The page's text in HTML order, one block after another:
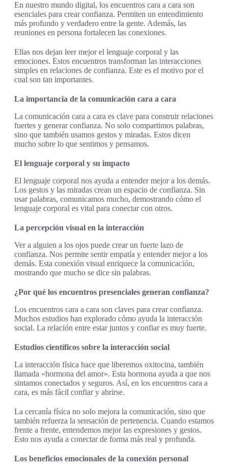
En nuestro mundo digital, los encuentros cara a cara son
esenciales para crear confianza. Permiten un entendimiento
más profundo y verdadero entre la gente. Además, las
reuniones en persona fortalecen las conexiones.
Ellas nos dejan leer mejor el lenguaje corporal y las
emociones. Estos encuentros transforman las interacciones
simples en relaciones de confianza. Este es el motivo por el
cual son tan importantes.
La importancia de la comunicación cara a cara
La comunicación cara a cara es clave para construir relaciones
fuertes y generar confianza. No solo compartimos palabras,
sino que también usamos gestos y miradas. Estos dicen
mucho sobre lo que sentimos y pensamos.
El lenguaje corporal y su impacto
El lenguaje corporal nos ayuda a entender mejor a los demás.
Los gestos y las miradas crean un espacio de confianza. Sin
usar palabras, comunicamos mucho, demostrando cómo el
lenguaje corporal es vital para conectar con otros.
La percepción visual en la interacción
Ver a alguien a los ojos puede crear un fuerte lazo de
confianza. Nos permite sentir empatía y entender mejor a los
demás. Esta conexión visual enriquece la comunicación,
mostrando que mucho se dice sin palabras.
¿Por qué los encuentros presenciales generan confianza?
Los encuentros cara a cara son claves para crear confianza.
Muchos estudios han explorado cómo ayuda la interacción
social. La relación entre estar juntos y confiar es muy fuerte.
Estudios científicos sobre la interacción social
La interacción física hace que liberemos oxitocina, también
llamada «hormona del amor». Esta hormona ayuda a que nos
sintamos conectados y seguros. Así, en los encuentros cara a
cara, es más fácil confiar y abrirse.
La cercanía física no solo mejora la comunicación, sino que
también refuerza la sensación de pertenencia. Cuando estamos
frente a frente, entendemos mejor las expresiones y gestos.
Esto nos ayuda a conectar de forma más real y profunda.
Los beneficios emocionales de la conexión personal